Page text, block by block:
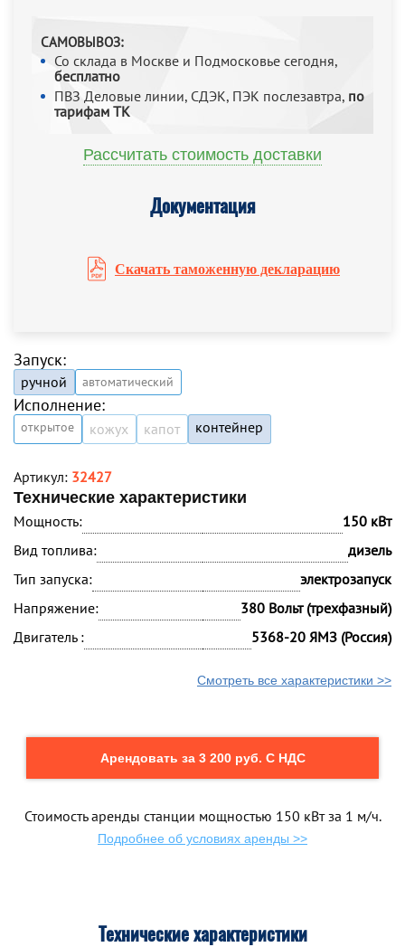
САМОВЫВОЗ:
Со склада в Москве и Подмосковье сегодня,
бесплатно
ПВЗ Деловые линии, СДЭК, ПЭК послезавтра, по
тарифам ТК
Рассчитать стоимость доставки
Документация
Скачать таможенную декларацию
Запуск:
ручной автоматический
Исполнение:
открытое кожух капот контейнер
Артикул: 32427
Технические характеристики
Мощность:
150 кВт
Вид топлива:
дизель
Тип запуска:
электрозапуск
Напряжение:
380 Вольт (трехфазный)
Двигатель :
5368-20 ЯМЗ (Россия)
Смотреть все характеристики >>
Арендовать за 3 200 руб. С НДС
Стоимость аренды станции мощностью 150 кВт за 1 м/ч.
Подробнее об условиях аренды >>
Технические характеристики